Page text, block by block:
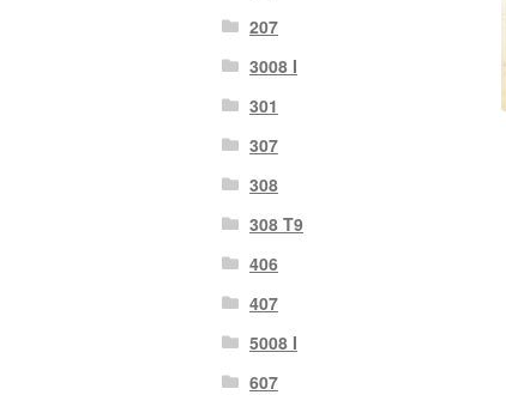
207
3008 I
301
307
308
308 T9
406
407
5008 I
607